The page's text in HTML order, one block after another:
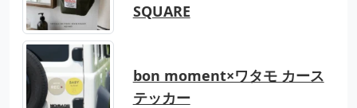
SQUARE
bon moment×ワタモ カース
テッカー